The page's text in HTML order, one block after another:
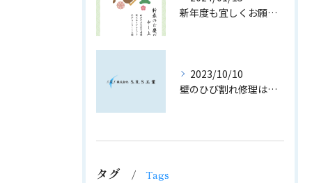
新年度も宜しくお願い致します。
2023/10/10
壁のひび割れ修理はお気軽に｜S.R.S工業の内装工事
タグ Tags